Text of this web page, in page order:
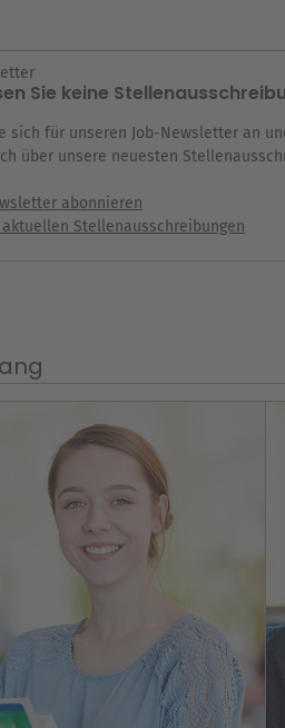
Sie keine
sich für unseren Job-Newsletter an
über unsere neuesten
abonnieren
aktuellen Stellenausschreibungen